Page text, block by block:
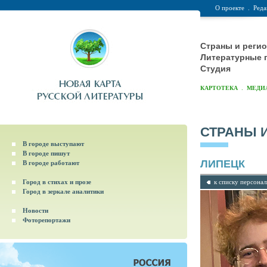
О проекте
Страны и
Литературные
Студия
КАРТОТЕКА
В городе выступают
В городе пишут
В городе работают
Город в стихах и прозе
Город в зеркале аналитики
Новости
Фоторепортажи
СТРАНЫ
ЛИПЕЦК
к списку